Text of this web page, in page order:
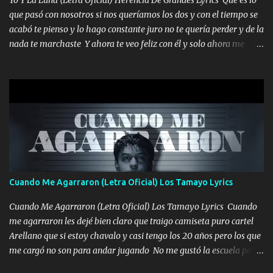
seguiré esperando hasta volvernos a vernos El recuerdo que yo
tengo de mi mente no se va, en mi corazón me llevo lo mismo que
tu papá, a veces me pongo triste porque no puedo mirarte, mas se
que tu me escuchas porque tu eres mi gran ángel, El desespero me
que pasó con nosotros si nos queríamos los dos y con el tiempo se
acabó te pienso y lo hago constante juro no te quería perder y de la
nada te marchaste Y ahora te veo feliz con él y solo ahora me
pero eso ya no va a pasar me perderé en la soledad Porque me
mirabas bonito si yo no fui el final feliz el final fue triste pa mí Y
duele no tenerte aquí sabiendo que moría por ti yo y la luna
cantamos y por ti nos embriagamos Quién sabe qué será de mí si
contigo fui muy feliz a lo mejor no lloró pero muy en el fondo te
adoro
Cuando Me Agarraron (Letra Oficial) Los Tamayo Lyrics
Cuando Me Agarraron (Letra Oficial) Los Tamayo Lyrics Cuando
me agarraron les dejé bien claro que traigo camiseta puro cartel
Arellano que si estoy chavalo y casi tengo los 20 años pero los que
me cargó no son para andar jugando No me gustó la escuela pero